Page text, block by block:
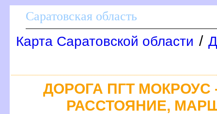
Саратовская область
Карта Саратовской области /
ДОРОГА ПГТ МОКРОУС
РАССТОЯНИЕ,